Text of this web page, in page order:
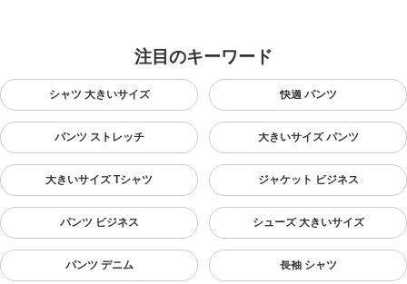
注目のキーワード
シャツ 大きいサイズ 快適 パンツ
パンツ ストレッチ 大きいサイズ パンツ
大きいサイズ Tシャツ ジャケット ビジネス
パンツ ビジネス シューズ 大きいサイズ
パンツ デニム 長袖 シャツ